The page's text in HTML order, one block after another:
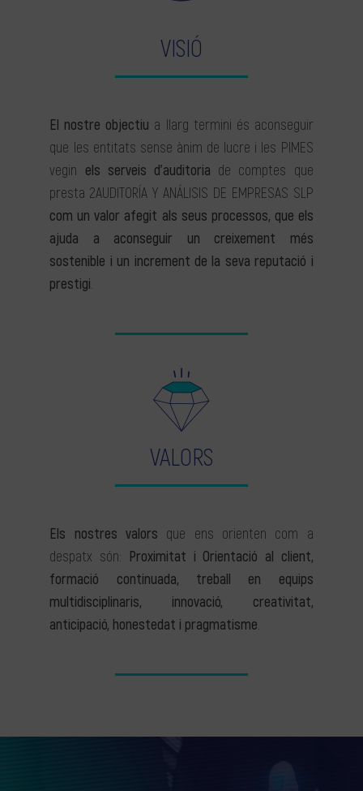
VISIÓ
El nostre objectiu a llarg termini és aconseguir
que les entitats sense ànim de lucre i les PIMES
vegin els serveis d’auditoria de comptes que
presta 2AUDITORÍA Y ANÁLISIS DE EMPRESAS SLP
com un valor afegit als seus processos, que els
ajuda a aconseguir un creixement més
sostenible i un increment de la seva reputació i
prestigi.
VALORS
Els nostres valors que ens orienten com a
despatx són: Proximitat i Orientació al client,
formació continuada, treball en equips
multidisciplinaris, innovació, creativitat,
anticipació, honestedat i pragmatisme.